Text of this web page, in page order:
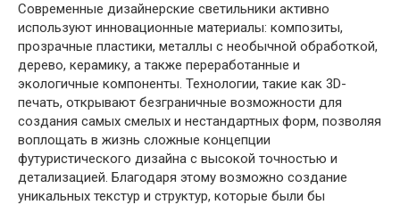
Современные дизайнерские светильники активно
используют инновационные материалы: композиты,
прозрачные пластики, металлы с необычной обработкой,
дерево, керамику, а также переработанные и
экологичные компоненты. Технологии, такие как 3D-
печать, открывают безграничные возможности для
создания самых смелых и нестандартных форм, позволяя
воплощать в жизнь сложные концепции
футуристического дизайна с высокой точностью и
детализацией. Благодаря этому возможно создание
уникальных текстур и структур, которые были бы